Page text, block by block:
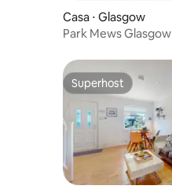
Casa ⋅ Glasgow
Park Mews Glasgow
Superhost
Superhost